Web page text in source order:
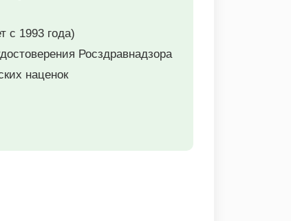
с 1993 года)
Росздравнадзора
наценок